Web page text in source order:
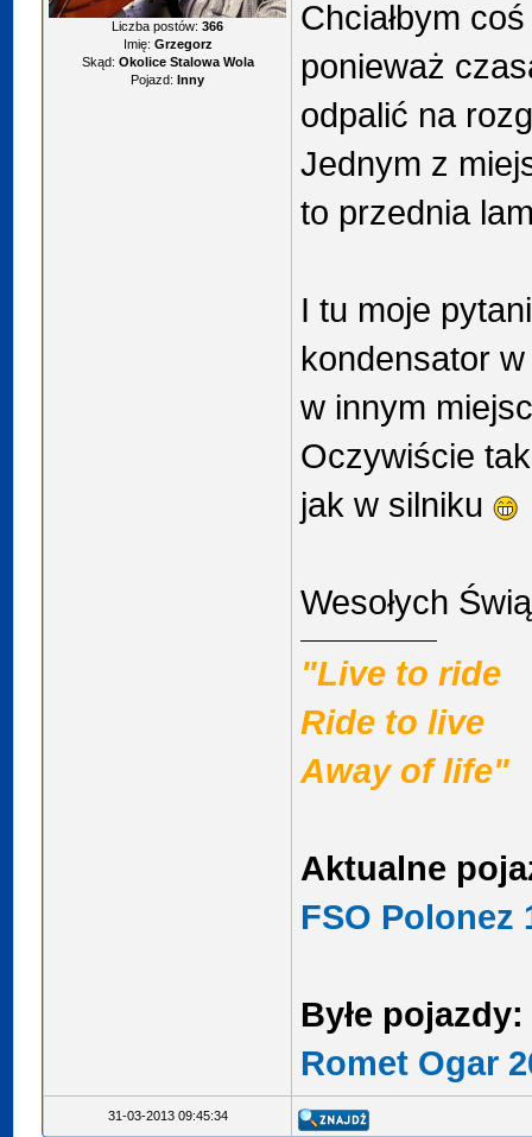
Liczba postów:366
Imię: Grzegorz
Skąd: Okolice Stalowa Wola
Pojazd: Inny
Chciałbym
ponieważ
odpalić na
Jednym z
to przednia
I tu moje
kondensator
w innym
Oczywiście tak
jak w silniku
Wesołych
"Live to ride
Ride to live
Away of life"
Aktualne
FSO Polonez
Byłe pojazdy:
Romet Ogar
31-03-2013 09:45:34